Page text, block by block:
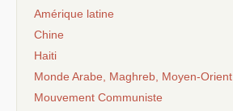
Amérique latine
Chine
Haiti
Monde Arabe, Maghreb, Moyen-Orient
Mouvement Communiste